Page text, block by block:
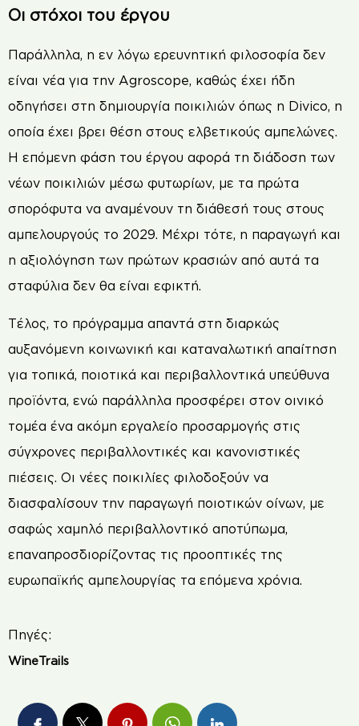
Οι στόχοι του έργου
Παράλληλα, η εν λόγω ερευνητική φιλοσοφία δεν
είναι νέα για την Agroscope, καθώς έχει ήδη
οδηγήσει στη δημιουργία ποικιλιών όπως η Divico, η
οποία έχει βρει θέση στους ελβετικούς αμπελώνες.
Η επόμενη φάση του έργου αφορά τη διάδοση των
νέων ποικιλιών μέσω φυτωρίων, με τα πρώτα
σπορόφυτα να αναμένουν τη διάθεσή τους στους
αμπελουργούς το 2029. Μέχρι τότε, η παραγωγή και
η αξιολόγηση των πρώτων κρασιών από αυτά τα
σταφύλια δεν θα είναι εφικτή.
Τέλος, το πρόγραμμα απαντά στη διαρκώς
αυξανόμενη κοινωνική και καταναλωτική απαίτηση
για τοπικά, ποιοτικά και περιβαλλοντικά υπεύθυνα
προϊόντα, ενώ παράλληλα προσφέρει στον οινικό
τομέα ένα ακόμη εργαλείο προσαρμογής στις
σύγχρονες περιβαλλοντικές και κανονιστικές
πιέσεις. Οι νέες ποικιλίες φιλοδοξούν να
διασφαλίσουν την παραγωγή ποιοτικών οίνων, με
σαφώς χαμηλό περιβαλλοντικό αποτύπωμα,
επαναπροσδιορίζοντας τις προοπτικές της
ευρωπαϊκής αμπελουργίας τα επόμενα χρόνια.
Πηγές:
WineTrails